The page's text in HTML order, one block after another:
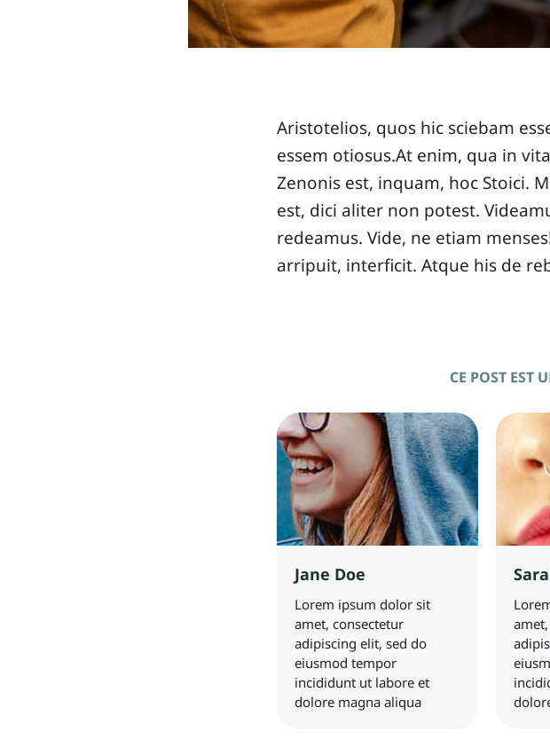
Aristotelios, quos hic sciebam
essem otiosus.At enim, qua in
Zenonis est, inquam, hoc Stoici.
est, dici aliter non potest.
redeamus. Vide, ne etiam
arripuit, interficit. Atque his de
CE POST EST
Jane Doe
Lorem ipsum dolor sit
amet, consectetur
adipiscing elit, sed do
eiusmod tempor
incididunt ut labore et
dolore magna aliqua